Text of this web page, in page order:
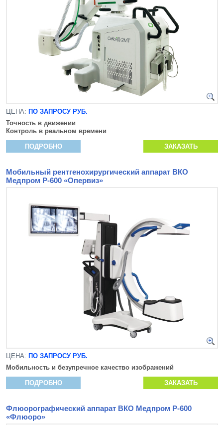
ЦЕНА: ПО ЗАПРОСУ РУБ.
Точность в движении
Контроль в реальном времени
ПОДРОБНО ЗАКАЗАТЬ
Мобильный рентгенохирургический аппарат ВКО
Медпром Р-600 «Опервиз»
ЦЕНА: ПО ЗАПРОСУ РУБ.
Мобильность и безупречное качество изображений
ПОДРОБНО ЗАКАЗАТЬ
Флюорографический аппарат ВКО Медпром Р-600
«Флюоро»